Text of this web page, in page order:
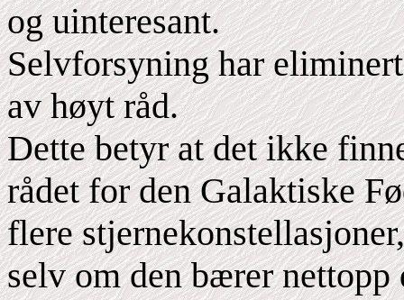
og uinteresant.
Selvforsyning har
av høyt råd.
Dette betyr at det ikke
rådet for den Galaktiske
flere
selv om den bærer